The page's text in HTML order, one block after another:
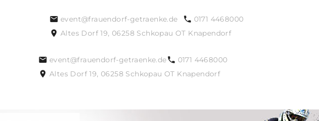
event@frauendorf-getraenke.de
0171 4468000
Altes Dorf 19, 06258 Schkopau OT Knapendorf
event@frauendorf-getraenke.de
0171 4468000
Altes Dorf 19, 06258 Schkopau OT Knapendorf